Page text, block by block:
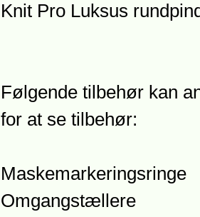
Knit Pro Luksus
Følgende tilbehør kan
for at se tilbehør:
Maskemarkeringsringe
Omgangstællere